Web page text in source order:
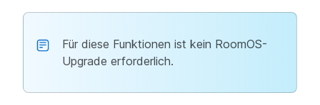
Für diese Funktionen ist kein RoomOS-
Upgrade erforderlich.